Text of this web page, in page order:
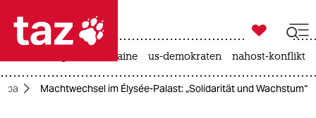
 taz zahl ich
taz zahl ich

taz zahl ich
krieg in der ukraine us-demokraten nahost-konflikt
Machtwechsel im Élysée-Palast: „Solidarität und Wachstum“